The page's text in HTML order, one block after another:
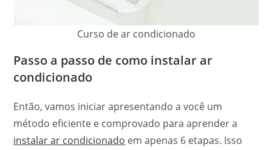
Curso de ar condicionado
Passo a passo de como instalar ar
condicionado
Então, vamos iniciar apresentando a você um
método eficiente e comprovado para aprender a
instalar ar condicionado em apenas 6 etapas. Isso